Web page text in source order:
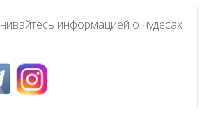
информацией о чудесах